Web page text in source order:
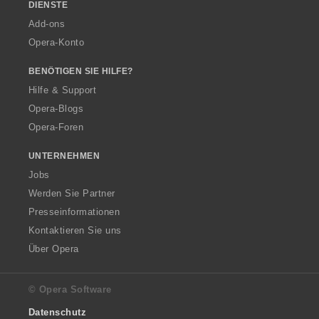
DIENSTE
Add-ons
Opera-Konto
BENÖTIGEN SIE HILFE?
Hilfe & Support
Opera-Blogs
Opera-Foren
UNTERNEHMEN
Jobs
Werden Sie Partner
Presseinformationen
Kontaktieren Sie uns
Über Opera
© Opera Software
Datenschutz